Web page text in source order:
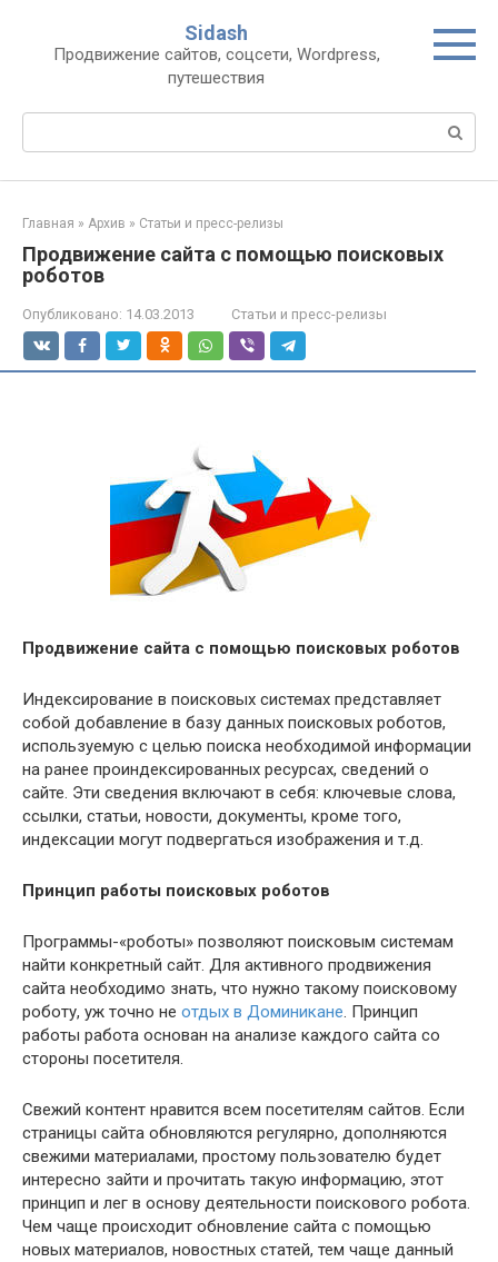
контенту
Sidash
Продвижение сайтов, соцсети, Wordpress,
путешествия
Главная » Архив » Статьи и пресс-релизы
Продвижение сайта с помощью поисковых
роботов
Опубликовано: 14.03.2013 Статьи и пресс-релизы
Продвижение сайта с помощью поисковых роботов
Индексирование в поисковых системах представляет
собой добавление в базу данных поисковых роботов,
используемую с целью поиска необходимой информации
на ранее проиндексированных ресурсах, сведений о
сайте. Эти сведения включают в себя: ключевые слова,
ссылки, статьи, новости, документы, кроме того,
индексации могут подвергаться изображения и т.д.
Принцип работы поисковых роботов
Программы-«роботы» позволяют поисковым системам
найти конкретный сайт. Для активного продвижения
сайта необходимо знать, что нужно такому поисковому
роботу, уж точно не отдых в Доминикане. Принцип
работы работа основан на анализе каждого сайта со
стороны посетителя.
Свежий контент нравится всем посетителям сайтов. Если
страницы сайта обновляются регулярно, дополняются
свежими материалами, простому пользователю будет
интересно зайти и прочитать такую информацию, этот
принцип и лег в основу деятельности поискового робота.
Чем чаще происходит обновление сайта с помощью
новых материалов, новостных статей, тем чаще данный